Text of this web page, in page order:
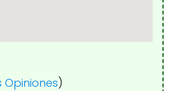
Opiniones)